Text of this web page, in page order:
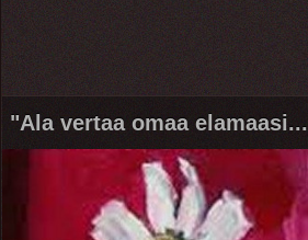
"Ala vertaa omaa elamaasi...